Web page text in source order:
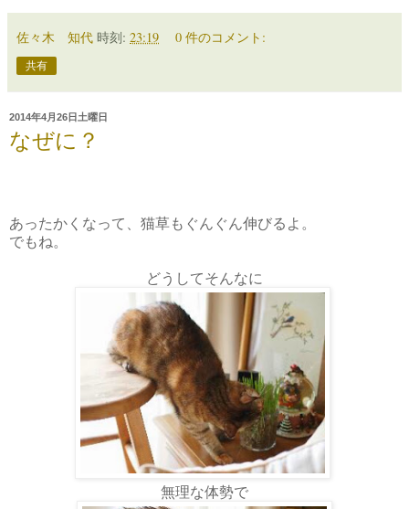
佐々木 知代 時刻: 23:19 0 件のコメント:
共有
2014年4月26日土曜日
なぜに？
あったかくなって、猫草もぐんぐん伸びるよ。
でもね。
どうしてそんなに
無理な体勢で